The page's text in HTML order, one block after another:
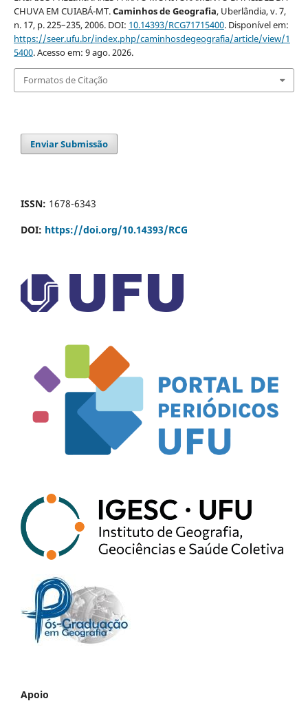
CHUVA EM CUIABÁ-MT.Caminhos de Geografia, Uberlândia, v. 7,
n. 17, p. 225–235, 2006. DOI: 10.14393/RCG71715400. Disponível em:
https://seer.ufu.br/index.php/caminhosdegeografia/article/view/1
5400. Acesso em: 9 ago. 2026.
Formatos de Citação
Enviar Submissão
ISSN: 1678-6343
DOI: https://doi.org/10.14393/RCG
Apoio